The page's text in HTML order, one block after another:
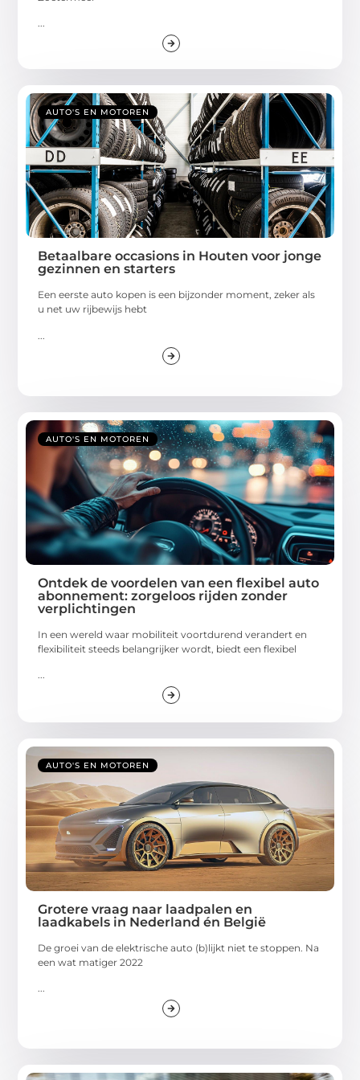
...
AUTO'S EN MOTOREN
Betaalbare occasions in Houten voor jonge
gezinnen en starters
Een eerste auto kopen is een bijzonder moment, zeker als
u net uw rijbewijs hebt
AUTO'S EN MOTOREN
Ontdek de voordelen van een flexibel auto
abonnement: zorgeloos rijden zonder
verplichtingen
In een wereld waar mobiliteit voortdurend verandert en
flexibiliteit steeds belangrijker wordt, biedt een flexibel
AUTO'S EN MOTOREN
Grotere vraag naar laadpalen en
laadkabels in Nederland én België
De groei van de elektrische auto (b)lijkt niet te stoppen. Na
een wat matiger 2022
...